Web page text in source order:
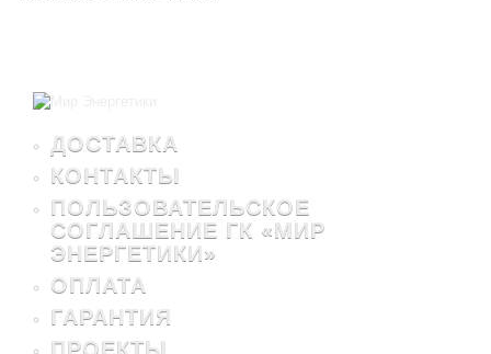
ДОСТАВКА
КОНТАКТЫ
ПОЛЬЗОВАТЕЛЬСКОЕ
СОГЛАШЕНИЕ ГК «МИР
ЭНЕРГЕТИКИ»
ОПЛАТА
ГАРАНТИЯ
ПРОЕКТЫ